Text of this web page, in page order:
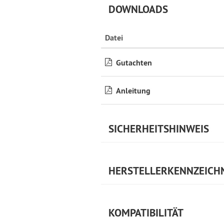
DOWNLOADS
Datei
Gutachten
Anleitung
SICHERHEITSHINWEIS
KOMPATIBILITÄT